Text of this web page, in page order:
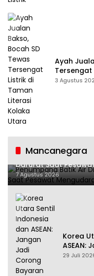
Ayah
Tersengat
Utara
3 Agustus
Mancanegara
Penumpang Batik Air
Darurat Saat
di Dalam Kabin
7 Agustus 2026
Korea
ASEAN:
Amerika
29 Juli